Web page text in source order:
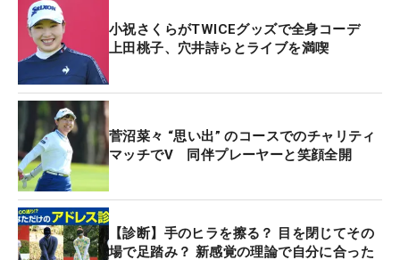
小祝さくらがTWICEグッズで全身コーデ
上田桃子、穴井詩らとライブを満喫
菅沼菜々 “思い出” のコースでのチャリティ
マッチでV 同伴プレーヤーと笑顔全開
【診断】手のヒラを擦る？ 目を閉じてその
場で足踏み？ 新感覚の理論で自分に合った